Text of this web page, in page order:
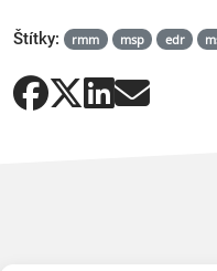
Štítky: rmm msp edr